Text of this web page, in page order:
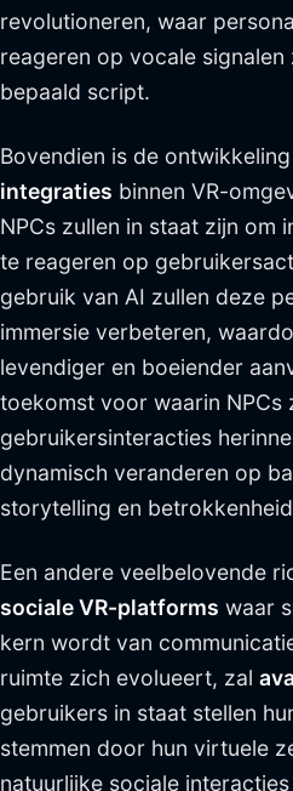
revolutioneren, waar
reageren op vocale
bepaald script.
Bovendien is de
integraties binnen VR-
NPCs zullen in staat zijn om
te reageren op
gebruik van AI zullen deze
immersie verbeteren,
levendiger en boeiender
toekomst voor waarin NPCs
gebruikersinteracties
dynamisch veranderen op
storytelling en
Een andere veelbelovende
sociale VR-platforms waar
kern wordt van
ruimte zich evolueert, zal
gebruikers in staat stellen
stemmen door hun virtuele
natuurlijke sociale